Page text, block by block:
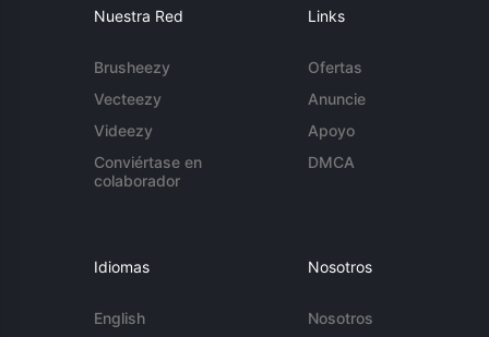
Nuestra Red
Brusheezy
Vecteezy
Videezy
Conviértase en
colaborador
Links
Ofertas
Anuncie
Apoyo
DMCA
Idiomas
English
Nosotros
Nosotros